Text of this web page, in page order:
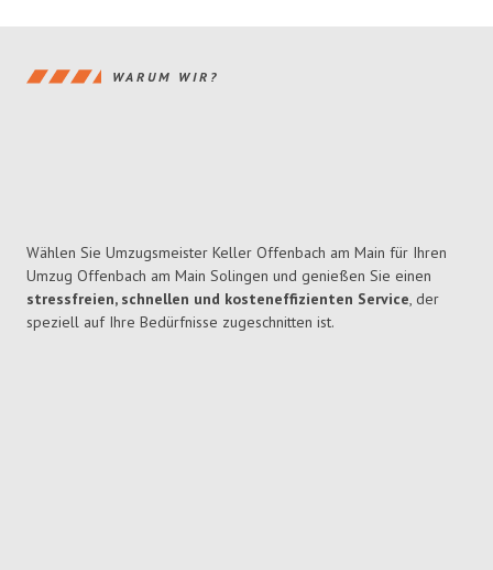
WARUM WIR?
Wählen Sie Umzugsmeister Keller Offenbach am Main für Ihren
Umzug Offenbach am Main Solingen und genießen Sie einen
stressfreien, schnellen und kosteneffizienten Service, der
speziell auf Ihre Bedürfnisse zugeschnitten ist.